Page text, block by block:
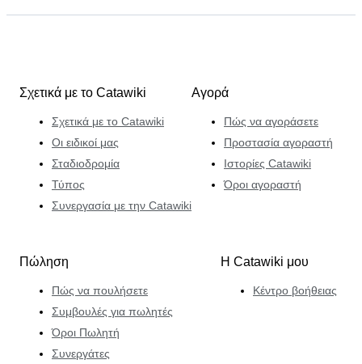
Σχετικά με το Catawiki
Σχετικά με το Catawiki
Οι ειδικοί μας
Σταδιοδρομία
Τύπος
Συνεργασία με την Catawiki
Αγορά
Πώς να αγοράσετε
Προστασία αγοραστή
Ιστορίες Catawiki
Όροι αγοραστή
Πώληση
Πώς να πουλήσετε
Συμβουλές για πωλητές
Όροι Πωλητή
Συνεργάτες
Η Catawiki μου
Κέντρο βοήθειας